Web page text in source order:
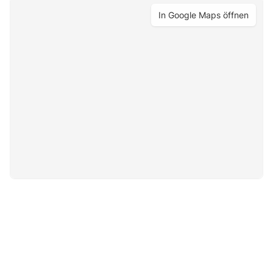
In Google Maps öffnen